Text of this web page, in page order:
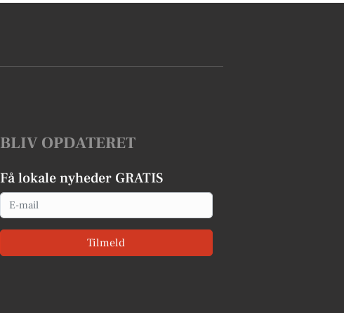
BLIV OPDATERET
Få lokale nyheder GRATIS
Email
Tilmeld